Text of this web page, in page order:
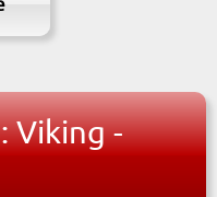
Viking -